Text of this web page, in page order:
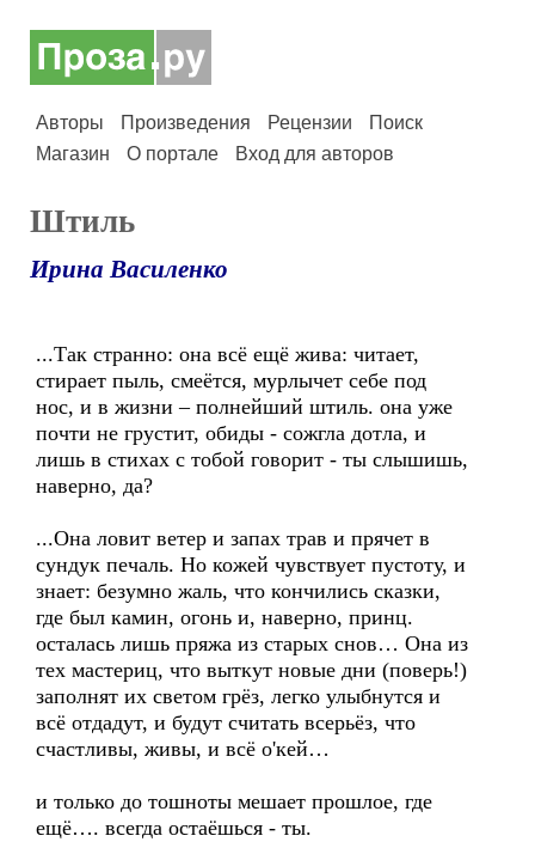
Авторы Произведения Рецензии
Поиск
Магазин
О портале Вход для авторов
Штиль
Ирина Василенко
...Так странно: она всё ещё жива: читает,
стирает пыль, смеётся, мурлычет себе под
нос, и в жизни – полнейший штиль. она уже
почти не грустит, обиды - сожгла дотла, и
лишь в стихах с тобой говорит - ты слышишь,
наверно, да?
...Она ловит ветер и запах трав и прячет в
сундук печаль. Но кожей чувствует пустоту, и
знает: безумно жаль, что кончились сказки,
где был камин, огонь и, наверно, принц.
осталась лишь пряжа из старых снов… Она из
тех мастериц, что выткут новые дни (поверь!)
заполнят их светом грёз, легко улыбнутся и
всё отдадут, и будут считать всерьёз, что
счастливы, живы, и всё о'кей…
и только до тошноты мешает прошлое, где
ещё…. всегда остаёшься - ты.